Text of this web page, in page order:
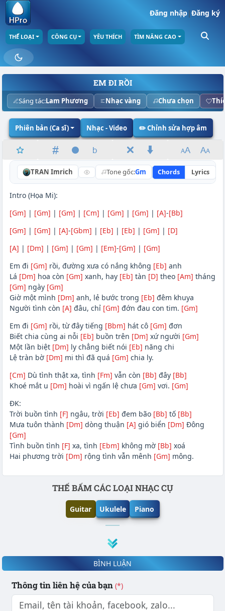
Đăng nhập|Đăng ký
THỂ LOẠI CÔNG CỤ YÊU THÍCH TÌM NÂNG CAO
EM ĐI RỒI
Sáng tác:Lam Phương Nhạc vàng Chưa chọn
Phiên bản (Ca sĩ) Nhạc - Video ✏️ Chỉnh sửa hợp âm
TRAN Imrich Tone gốc:Gm Chords Lyrics
Intro (Họa Mi):
[Gm] | [Gm] | [Gm] | [Cm] | [Gm] | [Gm] | [A]-[Bb]
[Gm] | [Gm] | [A]-[Gbm] | [Eb] | [Eb] | [Gm] | [D]
[A] | [Dm] | [Gm] | [Gm] | [Em]-[Gm] | [Gm]
Em đi [Gm] rồi, đường xưa có nắng không [Eb] anh
Lá [Dm] hoa còn [Gm] xanh, hay [Eb] tàn [D] theo [Am] tháng
[Gm] ngày [Gm]
Giờ một mình [Dm] anh, lẻ bước trong [Eb] đêm khuya
Người tình còn [A] đâu, chỉ [Gm] đớn đau con tim. [Gm]
Em đi [Gm] rồi, từ đây tiếng [Bbm] hát cô [Gm] đơn
Biết chia cùng ai nỗi [Eb] buồn trên [Dm] xứ người [Gm]
Một lần biệt [Dm] ly chẳng biết nói [Eb] năng chi
Lệ tràn bờ [Dm] mi thì đã quá [Gm] chia ly.
[Cm] Dù tình thật xa, tình [Fm] vẫn còn [Bb] đây [Bb]
Khoé mắt u [Dm] hoài vì ngấn lệ chưa [Gm] vơi. [Gm]
ĐK:
Trời buồn tình [F] ngâu, trời [Eb] đem bão [Bb] tố [Bb]
Mưa tuôn thành [Dm] dòng thuận [A] gió biển [Dm] Đông
[Gm]
Tình buồn tình [F] xa, tình [Ebm] không mờ [Bb] xoá
Hai phương trời [Dm] rộng tình vẫn mênh [Gm] mông.
Phần nội dungTHẾ BẤM CÁC LOẠI NHẠC CỤ
Guitar Ukulele Piano
BÌNH LUẬN
Thông tin liên hệ của bạn (*)